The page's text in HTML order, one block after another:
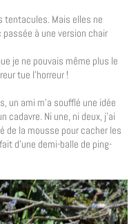
tentacules. Mais elles ne
à une version chair
je ne pouvais même plus le
tue l’horreur !
un ami m’a soufflé une idée
cadavre. Ni une, ni deux, j’ai
de la mousse pour cacher les
d’une demi-balle de ping-